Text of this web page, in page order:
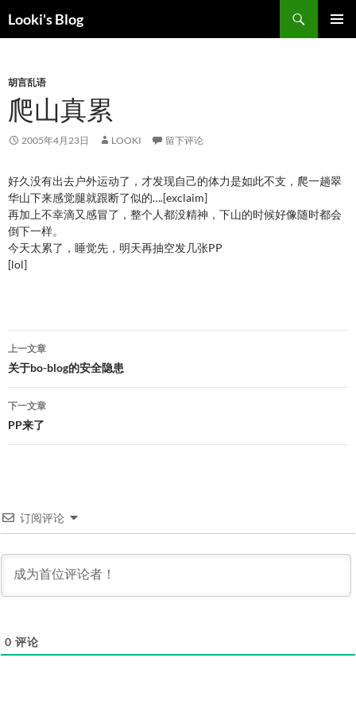
至
正
Looki's Blog
索
胡言乱语
爬山真累
2005年4月23日 LOOKI 留下评论
好久没有出去户外运动了，才发现自己的体力是如此不支，爬一趟翠
华山下来感觉腿就跟断了似的….[exclaim]
再加上不幸滴又感冒了，整个人都没精神，下山的时候好像随时都会
倒下一样。
今天太累了，睡觉先，明天再抽空发几张PP
[lol]
文
章
导
航
上一文章
关于bo-blog的安全隐患
下一文章
PP来了
订阅评论
0 评论